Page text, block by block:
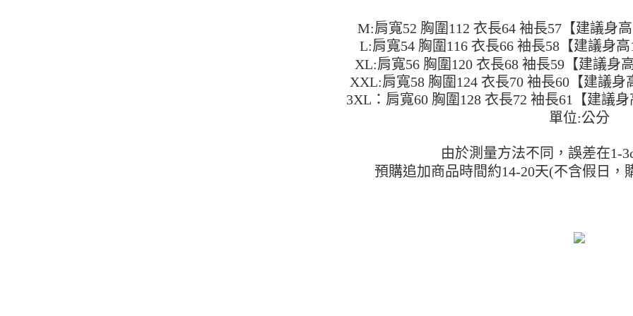
動。
M:肩寬52 胸圍112 衣長64 袖長57【建議身
L:肩寬54 胸圍116 衣長66 袖長58【建議身
XL:肩寬56 胸圍120 衣長68 袖長59【建議身
XXL:肩寬58 胸圍124 衣長70 袖長60【建議身
3XL：肩寬60 胸圍128 衣長72 袖長61【建議
單位:公分
由於測量方法不同，誤差在1-
預購追加商品時間約14-20天(不含假日，